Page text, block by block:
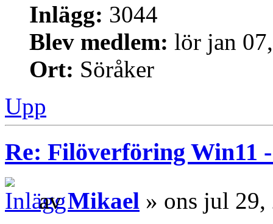
Inlägg: 3044
Blev medlem: lör jan
Ort: Söråker
Upp
Re: Filöverföring Win11
avMikael » ons jul 29,